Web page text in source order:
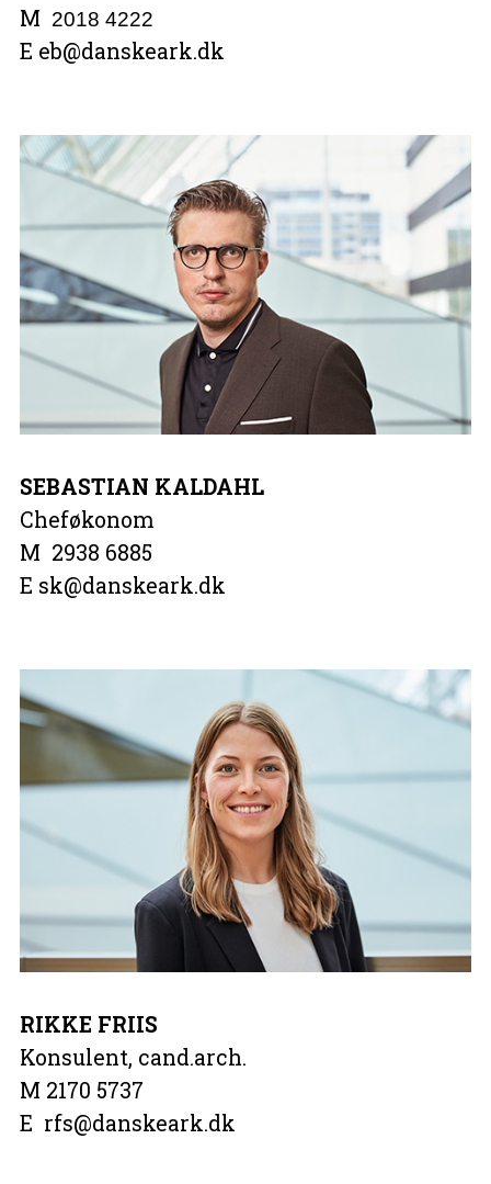
M 2018 4222
E eb@danskeark.dk
SEBASTIAN KALDAHL
Cheføkonom
M 2938 6885
E sk@danskeark.dk
RIKKE FRIIS
Konsulent, cand.arch.
M 2170 5737
E rfs@danskeark.dk